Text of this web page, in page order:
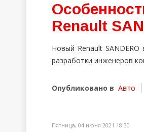
Renault
Новый Renault
разработки инженеров
Опубликовано в Авто
Пятница, 04 июня 2021 18:30